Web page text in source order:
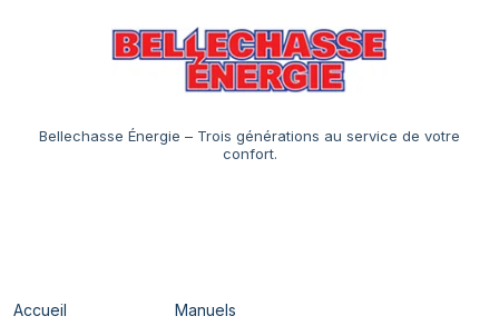
Bellechasse Énergie – Trois générations au service de votre
confort.
Accueil
Manuels